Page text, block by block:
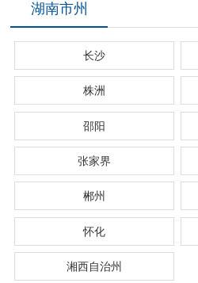
湖南市州
长沙
株洲
邵阳
张家界
郴州
怀化
湘西自治州